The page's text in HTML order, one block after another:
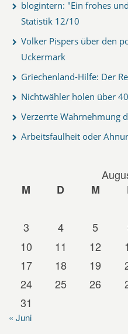
blogintern: "Ein frohes
Statistik 12/10
Volker Pispers über den
Uckermark
Griechenland-Hilfe: Der
Nichtwähler holen über
Verzerrte Wahrnehmung
Arbeitsfaulheit oder
M
D M
3
4 5
10
11 12
17
18 19
24
25 26
31
« Juni